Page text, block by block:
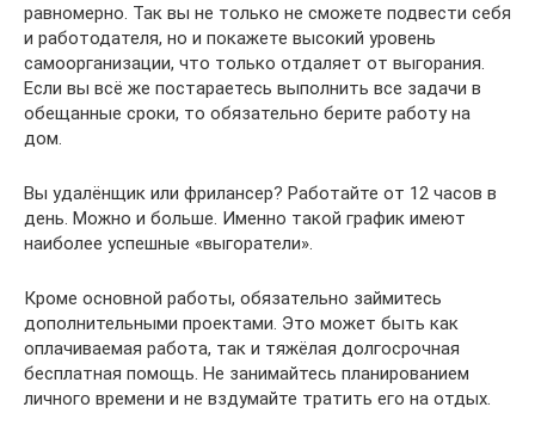
равномерно. Так вы не только не сможете подвести себя
и работодателя, но и покажете высокий уровень
самоорганизации, что только отдаляет от выгорания.
Если вы всё же постараетесь выполнить все задачи в
обещанные сроки, то обязательно берите работу на
дом.
Вы удалёнщик или фрилансер? Работайте от 12 часов в
день. Можно и больше. Именно такой график имеют
наиболее успешные «выгоратели».
Кроме основной работы, обязательно займитесь
дополнительными проектами. Это может быть как
оплачиваемая работа, так и тяжёлая долгосрочная
бесплатная помощь. Не занимайтесь планированием
личного времени и не вздумайте тратить его на отдых.